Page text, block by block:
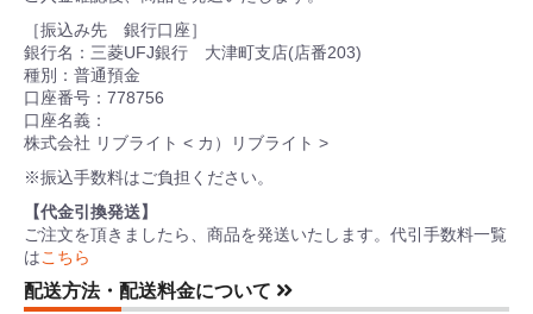
［振込み先 銀行口座］
銀行名：三菱UFJ銀行 大津町支店(店番203)
種別：普通預金
口座番号：778756
口座名義：
株式会社 リブライト < カ）リブライト >
※振込手数料はご負担ください。
【代金引換発送】
ご注文を頂きましたら、商品を発送いたします。代引手数料一覧
はこちら
配送方法・配送料金について